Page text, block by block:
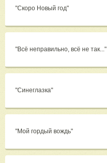
"Скоро Новый год"
"Всё неправильно, всё не так..."
"Синеглазка"
"Мой гордый вождь"